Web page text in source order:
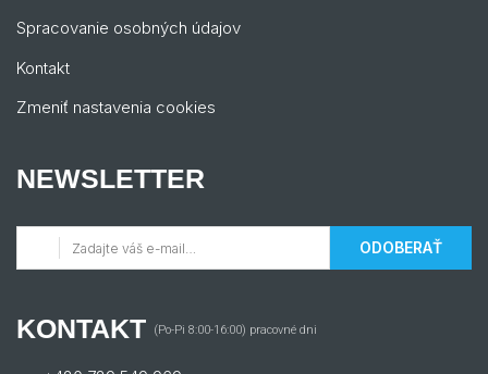
Spracovanie osobných údajov
Kontakt
Zmeniť nastavenia cookies
NEWSLETTER
ODOBERAŤ
KONTAKT (Po-Pi 8:00-16:00) pracovné dni